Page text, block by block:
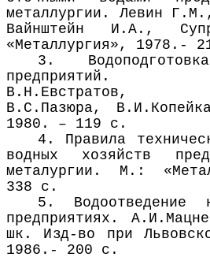
металлургии. Левин
Вайнштейн И.А.,
«Металлургия», 1978.-
3.
предприятий.
В.Н.Евстратов,
В.С.Пазюра,
1980. – 119 с.
4. Правила
водных хозяйств
металургии. М.:
338 с.
5. Водоотведение
предприятиях.
шк. Изд-во при
1986.- 200 с.